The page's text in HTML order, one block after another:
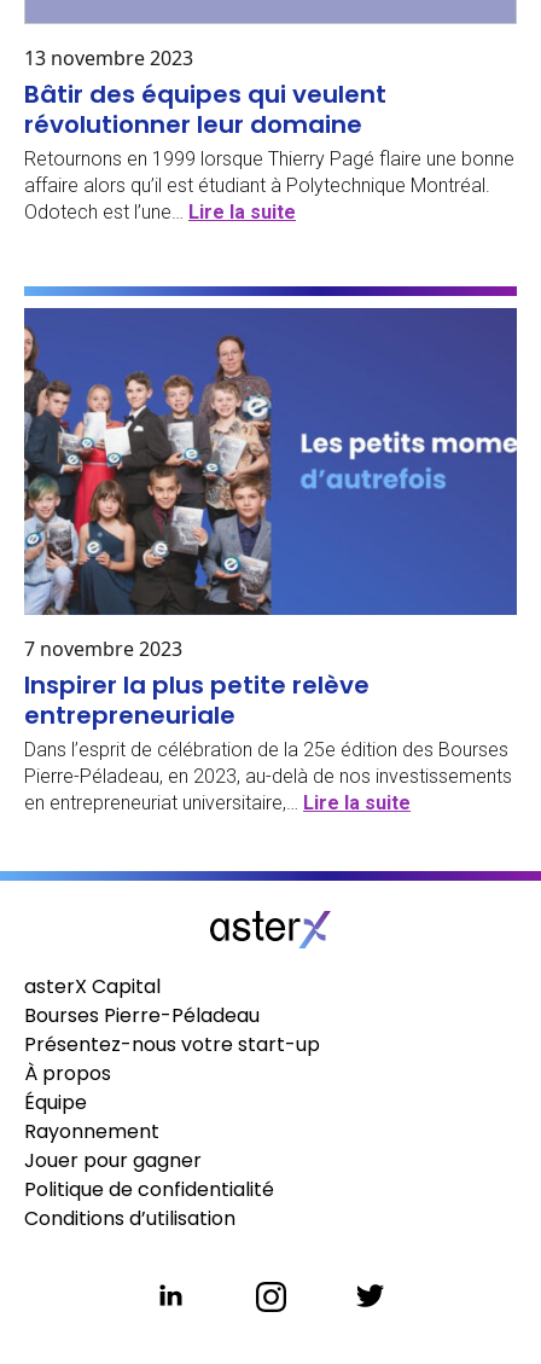
13 novembre 2023
Bâtir des équipes qui veulent
révolutionner leur domaine
Retournons en 1999 lorsque Thierry Pagé flaire une bonne
affaire alors qu’il est étudiant à Polytechnique Montréal.
Odotech est l’une… Lire la suite
7 novembre 2023
Inspirer la plus petite relève
entrepreneuriale
Dans l’esprit de célébration de la 25e édition des Bourses
Pierre-Péladeau, en 2023, au-delà de nos investissements
en entrepreneuriat universitaire,… Lire la suite
asterX Capital
Bourses Pierre-Péladeau
Présentez-nous votre start-up
À propos
Équipe
Rayonnement
Jouer pour gagner
Politique de confidentialité
Conditions d’utilisation